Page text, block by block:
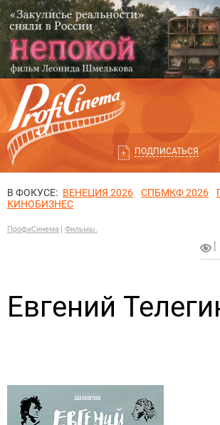
ПОДПИСАТЬСЯ
В ФОКУСЕ: ВЕНЕЦИЯ 2026 СПБМКФ 2026
КИНОБИЗНЕС
ПрофиСинема Фильмы.
Евгений